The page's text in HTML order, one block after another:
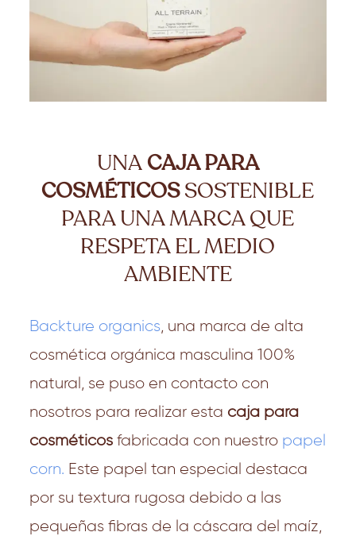
UNACAJA PARA
COSMÉTICOSSOSTENIBLE
PARA UNA MARCA QUE
RESPETA EL MEDIO
AMBIENTE
Backture organics, una marca de alta
cosmética orgánica masculina 100%
natural, se puso en contacto con
nosotros para realizar esta caja para
cosméticosfabricada con nuestro papel
corn. Este papel tan especial destaca
por su textura rugosa debido a las
pequeñas fibras de la cáscara del maíz,